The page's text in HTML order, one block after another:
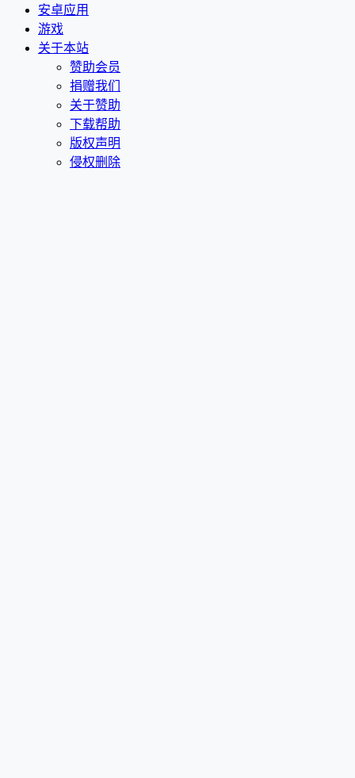
安卓应用
游戏
关于本站
赞助会员
捐赠我们
关于赞助
下载帮助
版权声明
侵权删除